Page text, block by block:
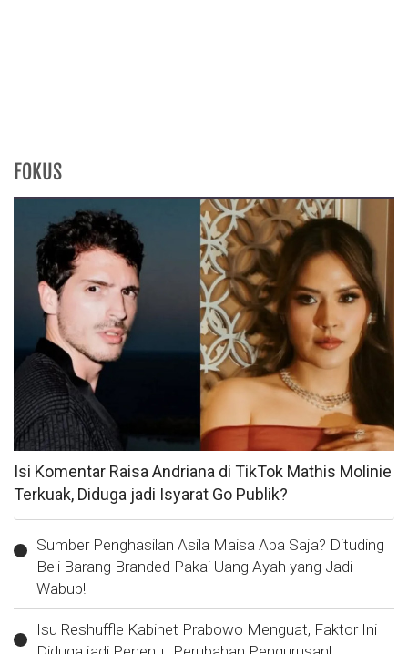
FOKUS
Isi Komentar Raisa Andriana di TikTok Mathis Molinie
Terkuak, Diduga jadi Isyarat Go Publik?
Sumber Penghasilan Asila Maisa Apa Saja? Dituding
Beli Barang Branded Pakai Uang Ayah yang Jadi
Wabup!
Isu Reshuffle Kabinet Prabowo Menguat, Faktor Ini